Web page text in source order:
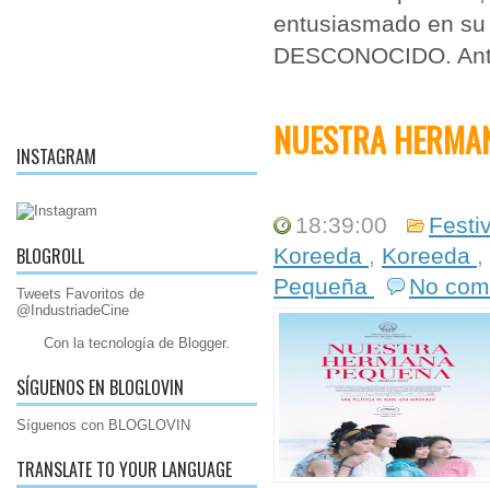
INSTAGRAM
BLOGROLL
Tweets Favoritos de
@IndustriadeCine
Con la tecnología de Blogger.
SÍGUENOS EN BLOGLOVIN
Síguenos con BLOGLOVIN
TRANSLATE TO YOUR LANGUAGE
entusiasmado en
DESCONOCIDO.
NUESTRA
18:39:00
Koreeda , Koreeda ,
Pequeña
No